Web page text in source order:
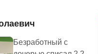
Безработный с